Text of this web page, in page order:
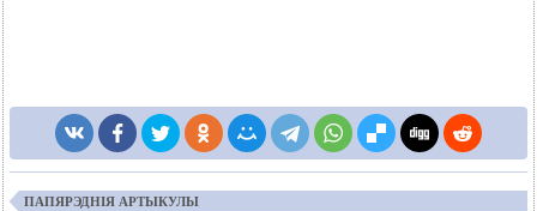
ПАПЯРЭДНІЯ АРТЫКУЛЫ